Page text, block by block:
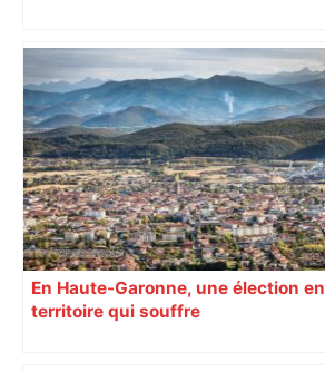
En Haute-Garonne, une élection en
territoire qui souffre